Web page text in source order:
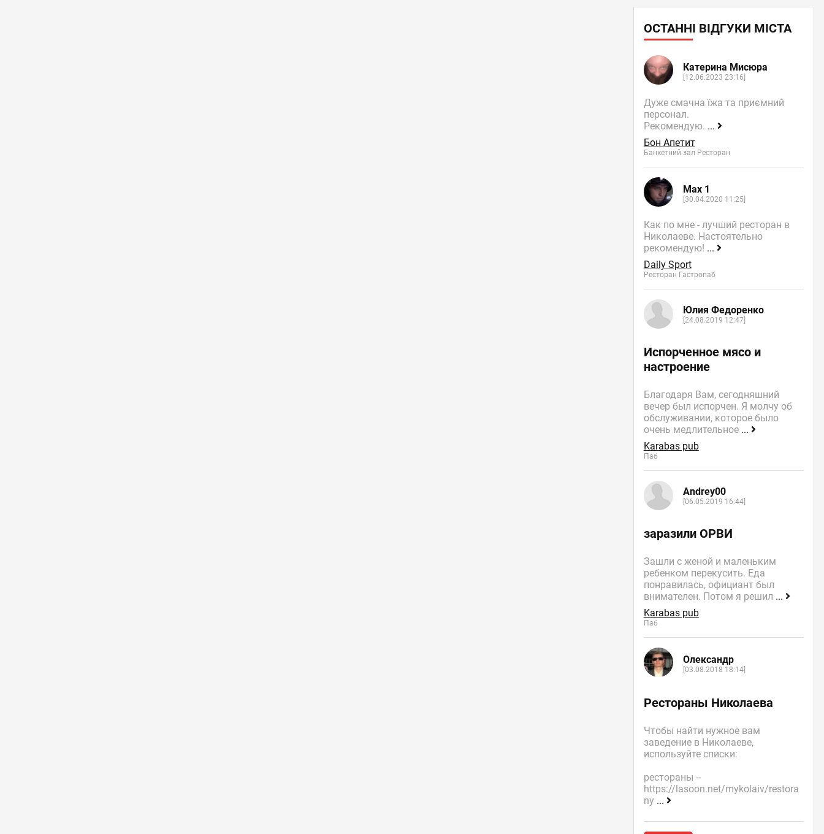
ОСТАННІ ВІДГУКИ МІСТА
Катерина Мисюра
[12.06.2023 23:16]
Дуже смачна їжа та приємний
персонал.
Рекомендую. ...
Бон Апетит
Банкетний зал Ресторан
Max 1
[30.04.2020 11:25]
Как по мне - лучший ресторан в
Николаеве. Настоятельно
рекомендую! ...
Daily Sport
Ресторан Гастропаб
Юлия Федоренко
[24.08.2019 12:47]
Испорченное мясо и
настроение
Благодаря Вам, сегодняшний
вечер был испорчен. Я молчу об
обслуживании, которое было
очень медлительное ...
Karabas pub
Паб
Andrey00
[06.05.2019 16:44]
заразили ОРВИ
Зашли с женой и маленьким
ребенком перекусить. Еда
понравилась, официант был
внимателен. Потом я решил ...
Karabas pub
Паб
Олександр
[03.08.2018 18:14]
Рестораны Николаева
Чтобы найти нужное вам
заведение в Николаеве,
используйте списки:
рестораны --
https://lasoon.net/mykolaiv/restora
ny ...